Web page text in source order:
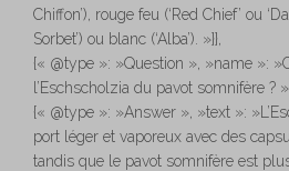
Chiffon’), rouge feu (‘Red Chief’ ou
Sorbet’) ou blanc (‘Alba’). »}},
{« @type »: »Question », »name »:
l’Eschscholzia du pavot somnifère ?
{« @type »: »Answer », »text »:
port léger et vaporeux avec des
tandis que le pavot somnifère est